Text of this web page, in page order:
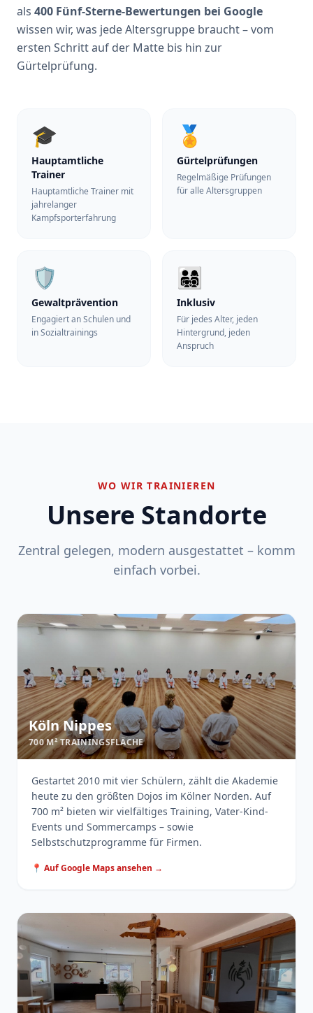
als 400 Fünf-Sterne-Bewertungen bei Google
wissen wir, was jede Altersgruppe braucht – vom
ersten Schritt auf der Matte bis hin zur
Gürtelprüfung.
🎓
Hauptamtliche
Trainer
Hauptamtliche Trainer mit
jahrelanger
Kampfsporterfahrung
🏅
Gürtelprüfungen
Regelmäßige Prüfungen
für alle Altersgruppen
🛡️
Gewaltprävention
Engagiert an Schulen und
in Sozialtrainings
👨‍👩‍👧‍👦
Inklusiv
Für jedes Alter, jeden
Hintergrund, jeden
Anspruch
WO WIR TRAINIEREN
Unsere Standorte
Zentral gelegen, modern ausgestattet – komm
einfach vorbei.
Köln Nippes
700 M² TRAININGSFLÄCHE
Gestartet 2010 mit vier Schülern, zählt die Akademie
heute zu den größten Dojos im Kölner Norden. Auf
700 m² bieten wir vielfältiges Training, Vater-Kind-
Events und Sommercamps – sowie
Selbstschutzprogramme für Firmen.
📍 Auf Google Maps ansehen →